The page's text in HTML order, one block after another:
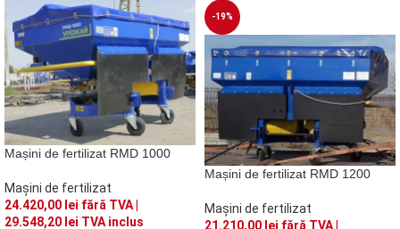
Mașini de fertilizat RMD 1000
Mașini de fertilizat
24.420,00 lei fără TVA |
29.548,20 lei TVA inclus
-19%
Mașini de fertilizat RMD 1200
Mașini de fertilizat
21.210,00 lei fără TVA |